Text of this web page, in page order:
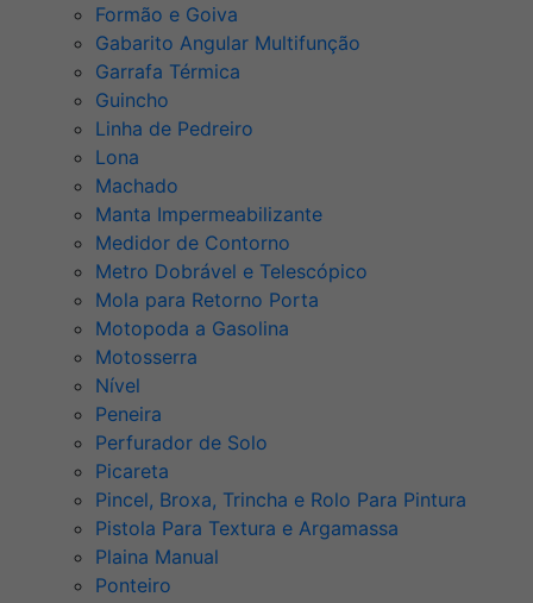
Formão e Goiva
Gabarito Angular Multifunção
Garrafa Térmica
Guincho
Linha de Pedreiro
Lona
Machado
Manta Impermeabilizante
Medidor de Contorno
Metro Dobrável e Telescópico
Mola para Retorno Porta
Motopoda a Gasolina
Motosserra
Nível
Peneira
Perfurador de Solo
Picareta
Pincel, Broxa, Trincha e Rolo Para Pintura
Pistola Para Textura e Argamassa
Plaina Manual
Ponteiro